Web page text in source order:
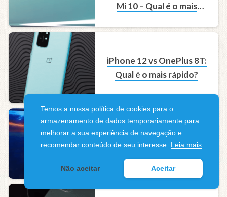
Mi 10 – Qual é o mais
iPhone 12 vs OnePlus 8T:
Qual é o mais rápido?
Comparação de brilho entre
o iPhone XR e o Sony Xperia
XZ Premium: Qual é o
melhor?
Temos a nossa política de cookies para o
armazenamento de dados temporariamente para
melhorar a sua experiência de navegação e
recomendar conteúdo de seu interesse. Leia mais
Não aceitar Aceitar